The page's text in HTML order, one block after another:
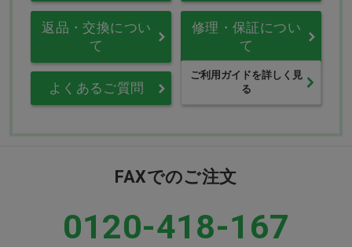
返品・交換につい
て
修理・保証につい
て
よくあるご質問
ご利用ガイドを詳しく見
る
FAXでのご注文
0120-418-167